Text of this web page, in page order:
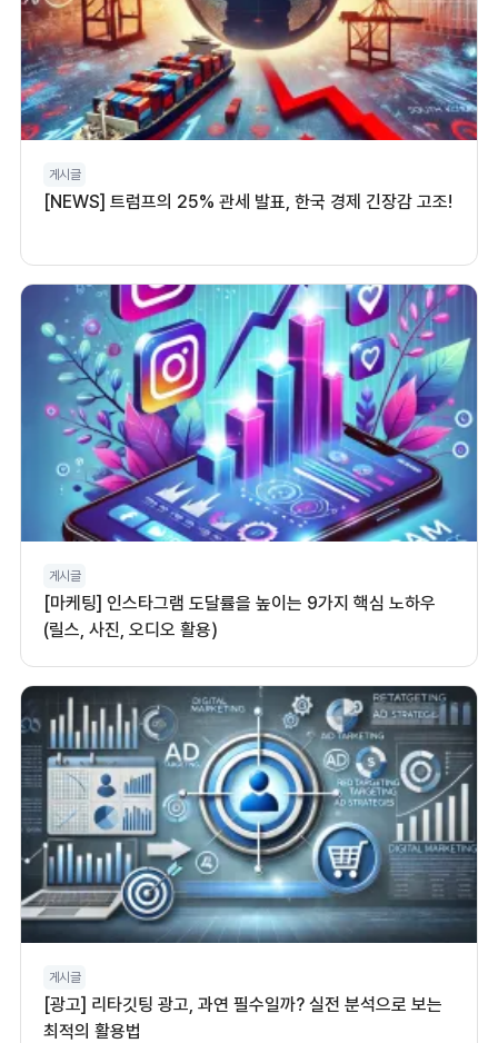
게시글
[NEWS] 트럼프의 25% 관세 발표, 한국 경제 긴장감 고조!
게시글
[마케팅] 인스타그램 도달률을 높이는 9가지 핵심 노하우
(릴스, 사진, 오디오 활용)
게시글
[광고] 리타깃팅 광고, 과연 필수일까? 실전 분석으로 보는
최적의 활용법